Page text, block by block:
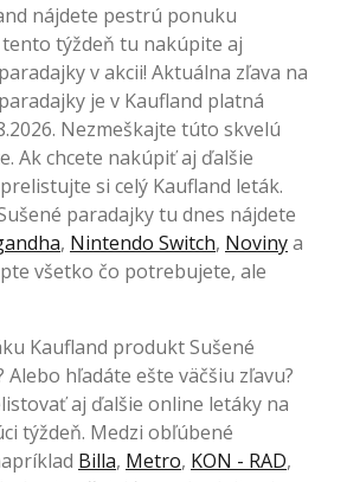
nájdete pestrú ponuku
týždeň tu nakúpite aj
v akcii! Aktuálna zľava na
je v Kaufland platná
Nezmeškajte túto skvelú
Ak chcete nakúpiť aj ďalšie
si celý Kaufland leták.
paradajky tu dnes nájdete
, Nintendo Switch, Novinya
všetko čo potrebujete, ale
Kaufland produkt Sušené
Alebo hľadáte ešte väčšiu zľavu?
aj ďalšie online letáky na
týždeň. Medzi obľúbené
Billa, Metro, KON - RAD,